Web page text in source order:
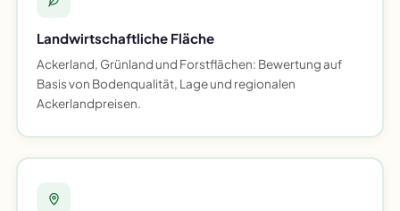
Landwirtschaftliche Fläche
Ackerland, Grünland und Forstflächen: Bewertung auf
Basis von Bodenqualität, Lage und regionalen
Ackerlandpreisen.